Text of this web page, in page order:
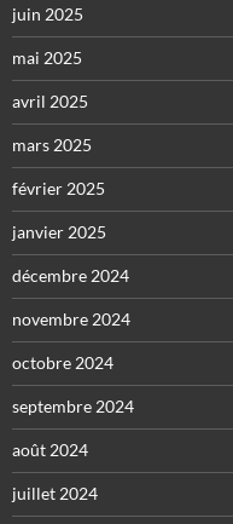
juin 2025
mai 2025
avril 2025
mars 2025
février 2025
janvier 2025
décembre 2024
novembre 2024
octobre 2024
septembre 2024
août 2024
juillet 2024